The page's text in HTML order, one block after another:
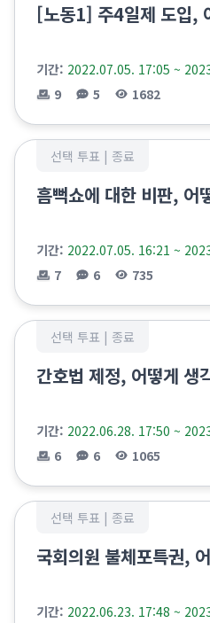
[노동1] 주4일제 도입,
기간: 2022.07.05. 17:05 ~
9
5 1682
선택 투표 | 종료
흠뻑쇼에 대한 비판, 어
기간: 2022.07.05. 16:21 ~
7
6 735
선택 투표 | 종료
간호법 제정, 어떻게 생
기간: 2022.06.28. 17:50 ~
6
6 1065
선택 투표 | 종료
국회의원 불체포특권,
기간: 2022.06.23. 17:48 ~